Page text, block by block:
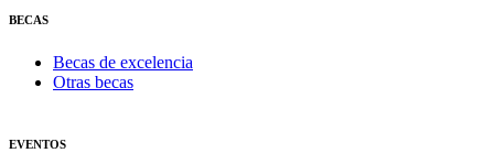
BECAS
Becas de excelencia
Otras becas
EVENTOS